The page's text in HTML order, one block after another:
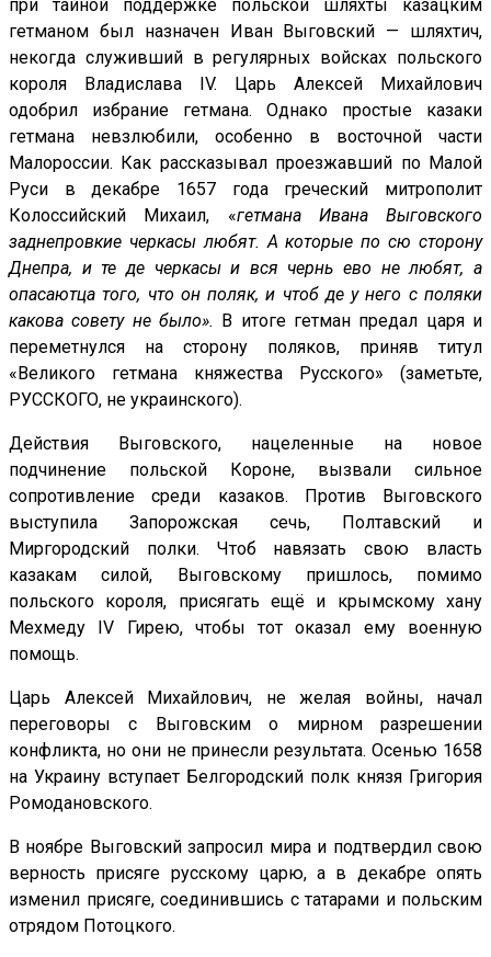
при тайной поддержке польской шляхты казацким
гетманом был назначен Иван Выговский — шляхтич,
некогда служивший в регулярных войсках польского
короля Владислава IV. Царь Алексей Михайлович
одобрил избрание гетмана. Однако простые казаки
гетмана невзлюбили, особенно в восточной части
Малороссии. Как рассказывал проезжавший по Малой
Руси в декабре 1657 года греческий митрополит
Колоссийский Михаил, «гетмана Ивана Выговского
заднепровкие черкасы любят. А которые по сю сторону
Днепра, и те де черкасы и вся чернь ево не любят, а
опасаютца того, что он поляк, и чтоб де у него с поляки
какова совету не было».
В итоге гетман предал царя и
переметнулся на сторону поляков, приняв титул
«Великого гетмана княжества Русского» (заметьте,
РУССКОГО, не украинского).
Действия Выговского, нацеленные на новое
подчинение польской Короне, вызвали сильное
сопротивление среди казаков. Против Выговского
выступила Запорожская сечь, Полтавский и
Миргородский полки. Чтоб навязать свою власть
казакам силой, Выговскому пришлось, помимо
польского короля, присягать ещё и крымскому хану
Мехмеду IV Гирею, чтобы тот оказал ему военную
помощь.
Царь Алексей Михайлович, не желая войны, начал
переговоры с Выговским о мирном разрешении
конфликта, но они не принесли результата. Осенью 1658
на Украину вступает Белгородский полк князя Григория
Ромодановского.
В ноябре Выговский запросил мира и подтвердил свою
верность присяге русскому царю, а в декабре опять
изменил присяге, соединившись с татарами и польским
отрядом Потоцкого.